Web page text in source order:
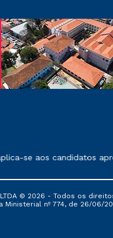
contrato de prestação
se aos candidatos
© 2026 - Todos os
nº 774, de 26/06/